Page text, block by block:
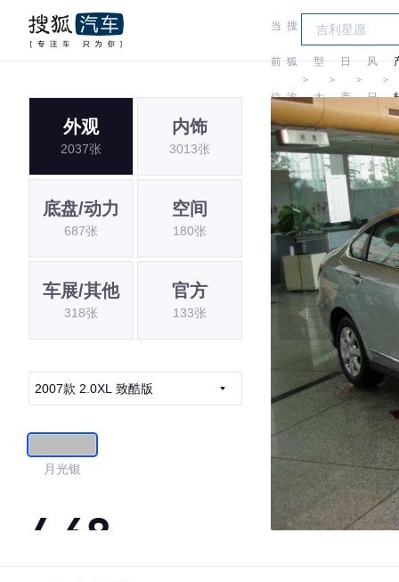
当
前
位
置:
搜
狐
汽
车
＞
车
型
大
全
＞
日
产
＞
风
日
产
＞
外观
2037张
内饰
3013张
底盘/动力
687张
空间
180张
车展/其他
318张
官方
133张
2007款 2.0XL 致酷版
月光银
4.68